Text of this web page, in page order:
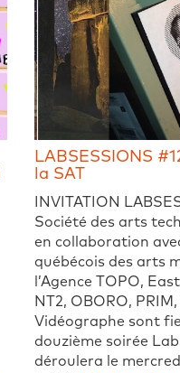
LABSESSIONS
la SAT
INVITATION
Société des arts
en collaboration
québécois des arts
l’Agence TOPO,
NT2, OBORO,
Vidéographe sont
douzième soirée
déroulera le